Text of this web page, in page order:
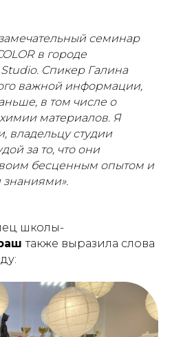
семинар
в городе
Спикер Галина
важной информации,
в том числе о
материалов. Я
владельцу студии
за то, что они
бесценным опытом и
школы-
также выразила слова